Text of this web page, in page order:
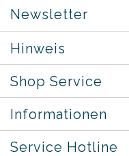
Newsletter
Hinweis
Shop Service
Informationen
Service Hotline